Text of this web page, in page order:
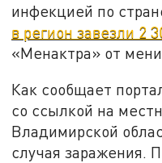
инфекцией по
в регион завезли 2
«Менактра» от
Как сообщает
со ссылкой на
Владимирской
случая заражения.